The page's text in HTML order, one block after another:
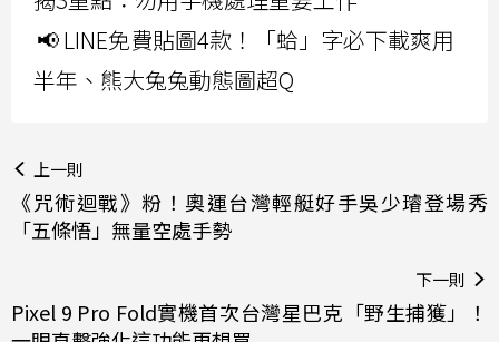
📢 LINE免費貼圖4款！「蛤」字必下載爽用
半年、熊大兔兔動態圖超Q
上一則
《咒術迴戰》粉！奧運台灣輕艇好手吳少璿登場秀
「五條悟」無量空處手勢
下一則
Pixel 9 Pro Fold實機首次台灣星巴克「野生捕獲」！